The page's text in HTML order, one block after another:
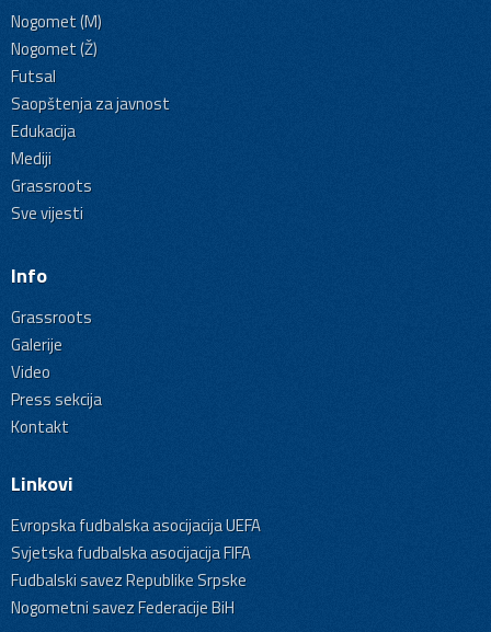
Nogomet (M)
Nogomet (Ž)
Futsal
Saopštenja za javnost
Edukacija
Mediji
Grassroots
Sve vijesti
Info
Grassroots
Galerije
Video
Press sekcija
Kontakt
Linkovi
Evropska fudbalska asocijacija UEFA
Svjetska fudbalska asocijacija FIFA
Fudbalski savez Republike Srpske
Nogometni savez Federacije BiH